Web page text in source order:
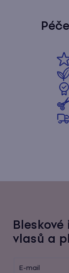
vlasů a
E-mail